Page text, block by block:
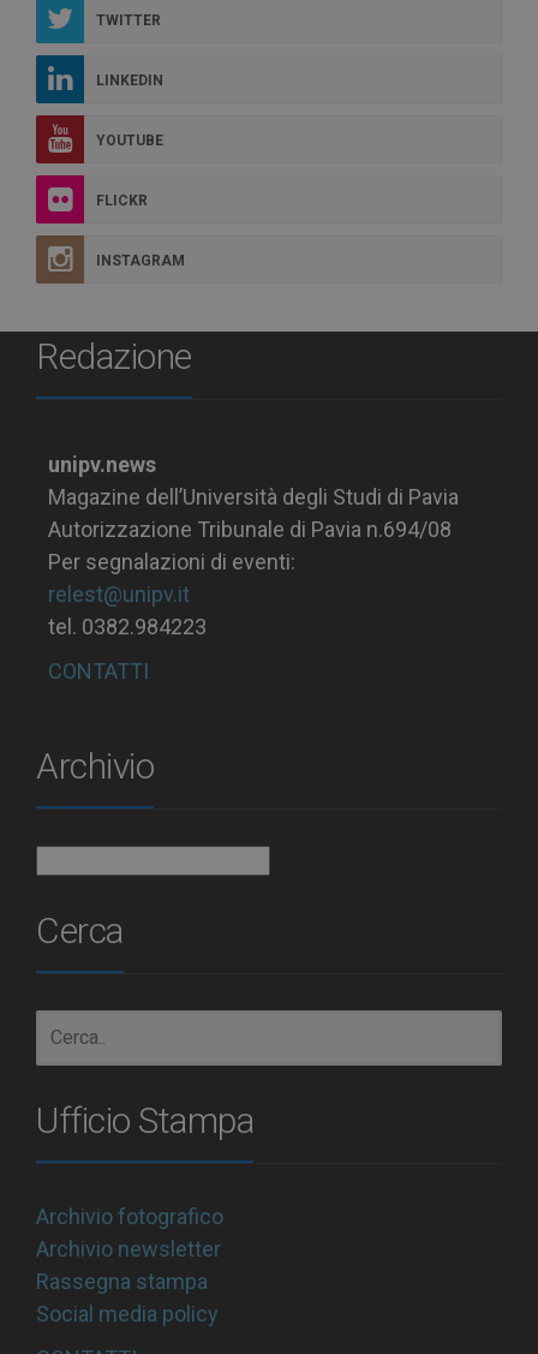
TWITTER
LINKEDIN
YOUTUBE
FLICKR
INSTAGRAM
Redazione
unipv.news
Magazine dell’Università degli Studi di Pavia
Autorizzazione Tribunale di Pavia n.694/08
Per segnalazioni di eventi:
relest@unipv.it
tel. 0382.984223
CONTATTI
Archivio
Cerca
Ufficio Stampa
Archivio fotografico
Archivio newsletter
Rassegna stampa
Social media policy